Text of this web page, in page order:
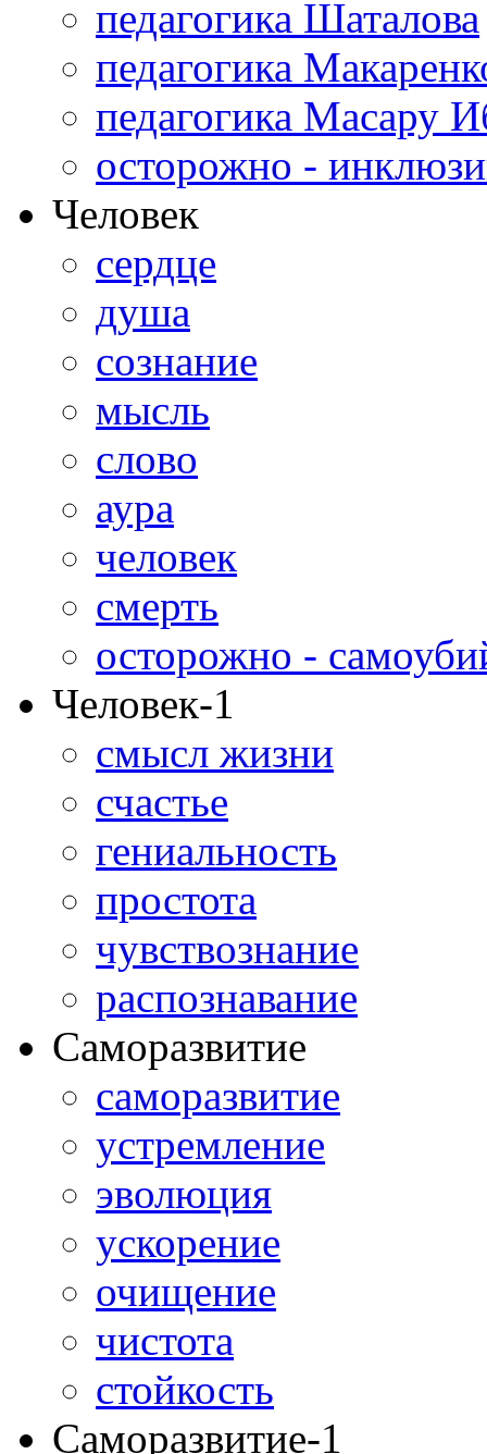
педагогика Шаталова
педагогика
педагогика Масару
осторожно -
Человек
сердце
душа
сознание
мысль
слово
аура
человек
смерть
осторожно -
Человек-1
смысл жизни
счастье
гениальность
простота
чувствознание
распознавание
Саморазвитие
саморазвитие
устремление
эволюция
ускорение
очищение
чистота
стойкость
Саморазвитие-1